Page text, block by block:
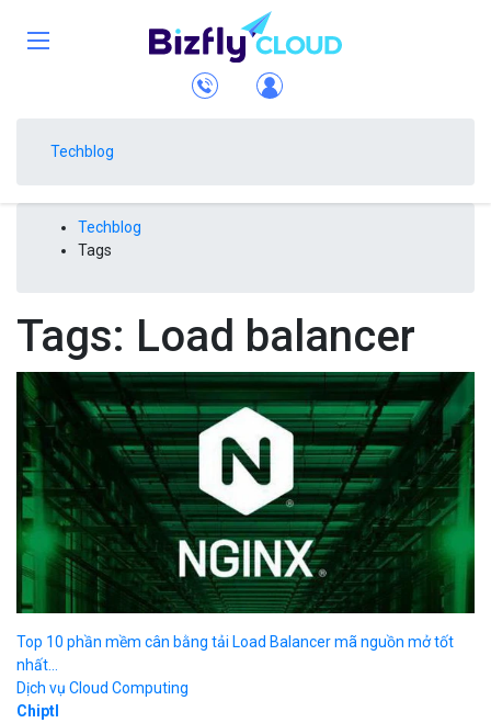
Techblog
Techblog
Tags
Tags: Load balancer
Top 10 phần mềm cân bằng tải Load Balancer mã nguồn mở tốt
nhất...
Dịch vụ Cloud Computing
Chiptl